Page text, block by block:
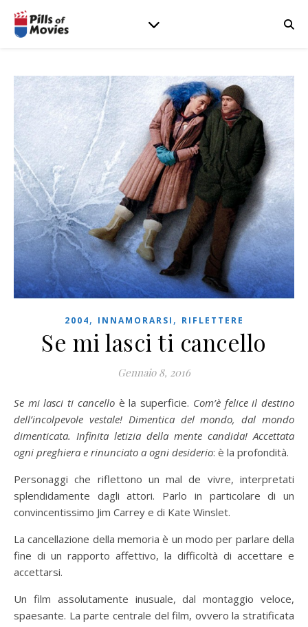
2004, INNAMORARSI , RIFLETTERE
Se mi lasci ti cancello
Gennaio 8, 2016
Se mi lasci ti cancelloè la superficie. Com’è felice il destino
dell’incolpevole vestale! Dimentica del mondo, dal mondo
dimenticata. Infinita letizia della mente candida! Accettata
ogni preghiera e rinunciato a ogni desiderio: è la profondità.
Personaggi che riflettono un mal de vivre, interpretati
splendidamente dagli attori. Parlo in particolare di un
convincentissimo Jim Carrey e di Kate Winslet.
La cancellazione della memoria è un modo per parlare della
fine di un rapporto affettivo, la difficoltà di accettare e
accettarsi.
Un film assolutamente inusuale, dal montaggio veloce,
spaesante. La parte centrale del film, ovvero la stratificata